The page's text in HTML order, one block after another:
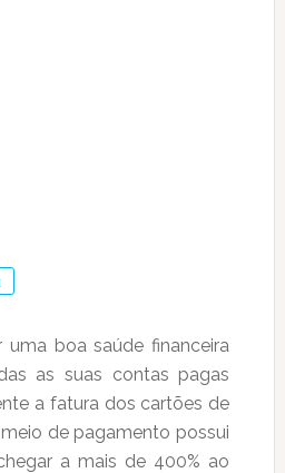
boa saúde financeira
as suas contas pagas
a fatura dos cartões de
de pagamento possui
a mais de 400% ao